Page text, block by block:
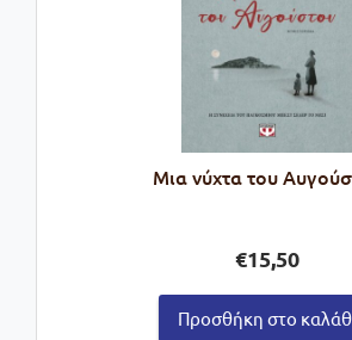
Μια νύχτα του
€15,50
Προσθήκη στο